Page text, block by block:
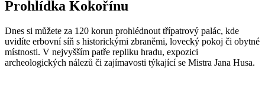
Prohlídka Kokořínu
Dnes si můžete za 120 korun prohlédnout třípatrový palác, kde
uvidíte erbovní síň s historickými zbraněmi, lovecký pokoj či obytné
místnosti. V nejvyšším patře repliku hradu, expozici
archeologických nálezů či zajímavosti týkající se Mistra Jana Husa.